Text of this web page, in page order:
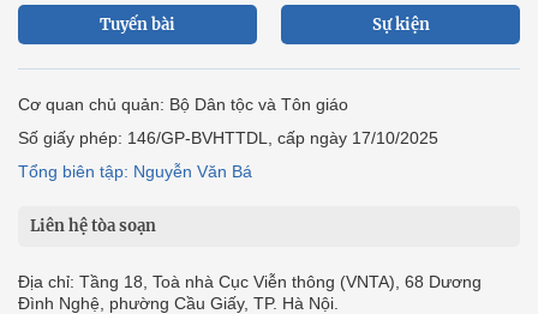
Tuyến bài Sự kiện
Cơ quan chủ quản: Bộ Dân tộc và Tôn giáo
Số giấy phép: 146/GP-BVHTTDL, cấp ngày 17/10/2025
Tổng biên tập: Nguyễn Văn Bá
Liên hệ tòa soạn
Địa chỉ: Tầng 18, Toà nhà Cục Viễn thông (VNTA), 68 Dương
Đình Nghệ, phường Cầu Giấy, TP. Hà Nội.